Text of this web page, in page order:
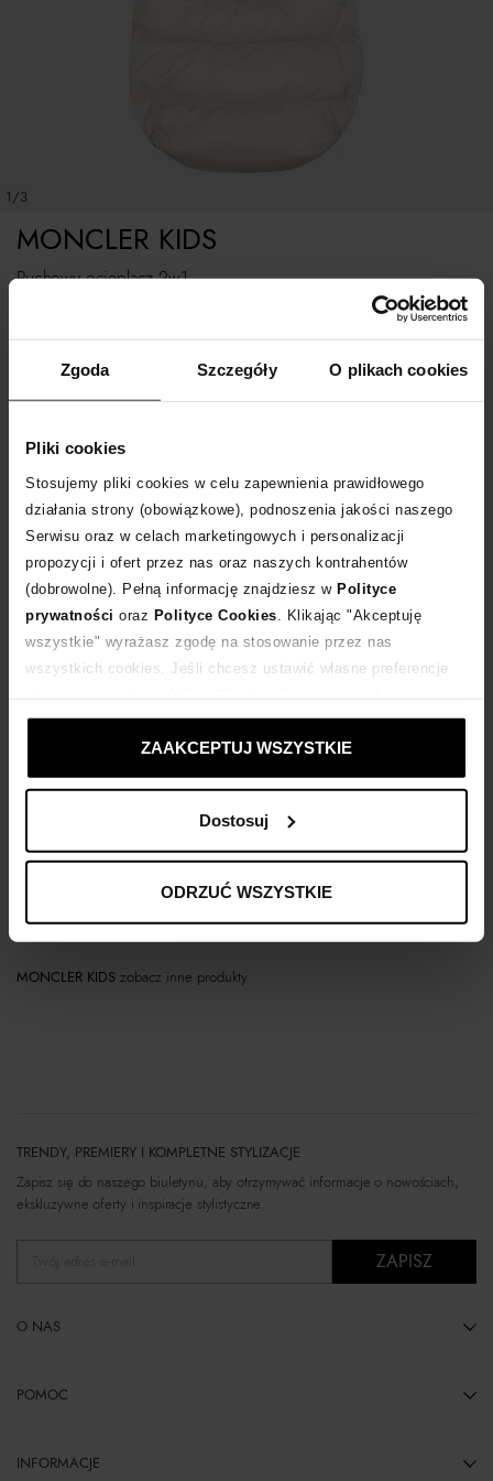
Zgoda Szczegóły O plikach cookies
Pliki cookies
Stosujemy pliki cookies w celu zapewnienia prawidłowego
działania strony (obowiązkowe), podnoszenia jakości naszego
Serwisu oraz w celach marketingowych i personalizacji
propozycji i ofert przez nas oraz naszych kontrahentów
(dobrowolne). Pełną informację znajdziesz w Polityce
prywatności oraz Polityce Cookies . Klikając "Akceptuję
wszystkie" wyrażasz zgodę na stosowanie przez nas
wszystkich cookies. Jeśli chcesz ustawić własne preferencje
ustawienia prywatności.
ZAAKCEPTUJ WSZYSTKIE
Dostosuj
ODRZUĆ WSZYSTKIE
1/3
Puchowy ocieplacz 2w1
MONCLER KIDS
Tabela rozmiarów
WYBIERZ ROZMIAR
POWIADOM O DOSTAWIE
Dostawa od 0 zł
14 dni na zwrot towaru
+351 punktówzyskujesz w Klubie Korzyści Sprawdź
MONCLER KIDS zobacz inne produkty
TRENDY, PREMIERY I KOMPLETNE STYLIZACJE
Zapisz się do naszego biuletynu, aby otrzymywać informacje o nowościach,
ekskluzywne oferty i inspiracje stylistyczne.
ZAPISZ
O NAS
POMOC
INFORMACJE